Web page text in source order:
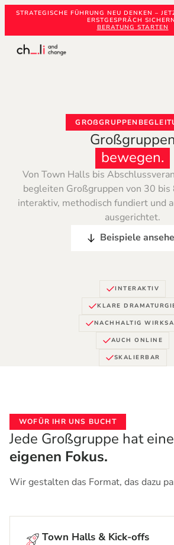
STRATEGISCHE FÜHRUNG NEU DENKEN –
ERSTGESPRÄCH
BERATUNG STARTEN
Großgruppen
bewegen.
Von Town Halls bis
begleiten Großgruppen von 30 bis
interaktiv, methodisch fundiert und
ausgerichtet.
Beispiele
INTERAKTIV
KLARE
NACHHALTIG
AUCH ONLINE
SKALIERBAR
WOFÜR IHR UNS BUCHT
Jede Großgruppe hat
eigenen Fokus.
Wir gestalten das Format, das dazu
Town Halls &Kick-offs